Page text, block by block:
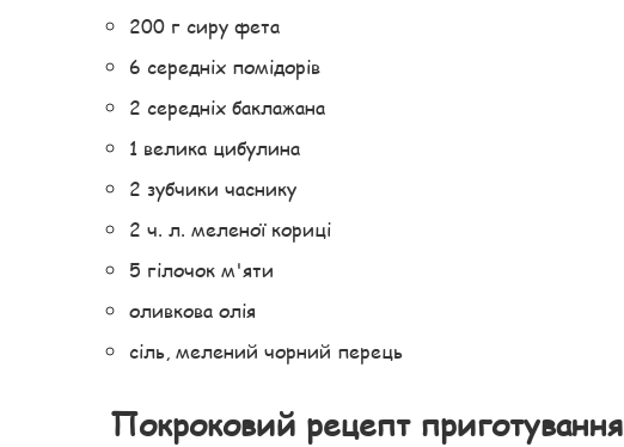
200 г сиру фета
6 середніх помідорів
2 середніх баклажана
1 велика цибулина
2 зубчики часнику
2 ч. л. меленої кориці
5 гілочок м'яти
оливкова олія
сіль, мелений чорний перець
Покроковий рецепт приготування